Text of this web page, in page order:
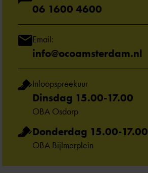
06 1600 4600
Email:
info@ocoamsterdam.nl
Inloopspreekuur
Dinsdag 15.00-17.00
OBA Osdorp
Donderdag 15.00-17.00
OBA Bijlmerplein